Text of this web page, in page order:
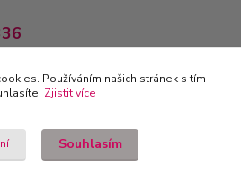
Používáním našich stránek s tím
Zjistit více
Souhlasím